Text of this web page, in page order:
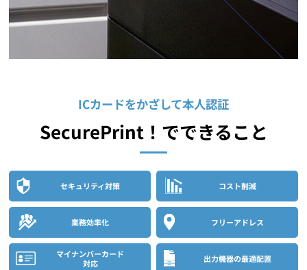
ICカードをかざして本人認証
SecurePrint！でできること
セキュリティ対策 コスト削減
業務効率化 フリーアドレス
マイナンバーカード
対応
出力機器の最適配置